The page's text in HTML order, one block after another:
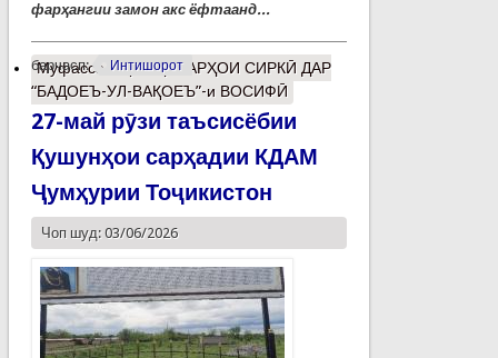
фарҳангии замон акс ёфтаанд...
барчасп: Интишорот
Муфассалтаро ҲУНАРҲОИ СИРКӢ ДАР
“БАДОЕЪ-УЛ-ВАҚОЕЪ”-и ВОСИФӢ
27-май рӯзи таъсисёбии
Қушунҳои сарҳадии КДАМ
Ҷумҳурии Тоҷикистон
Чоп шуд: 03/06/2026